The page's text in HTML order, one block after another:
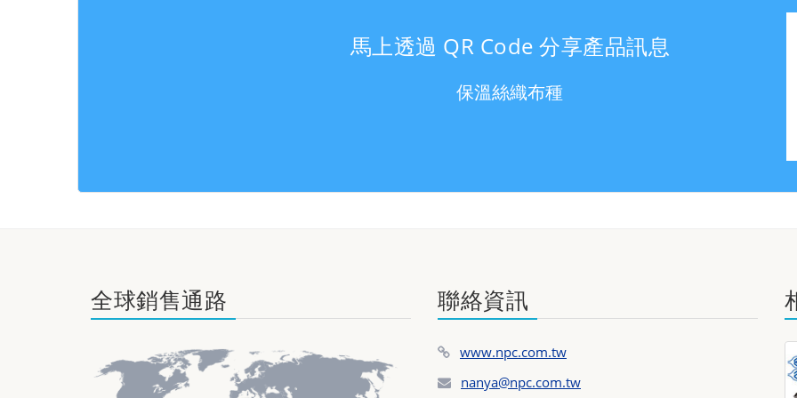
馬上透過 QR Code 分享產品訊息
保溫絲織布種
全球銷售通路 聯絡資訊
www.npc.com.tw
nanya@npc.com.tw